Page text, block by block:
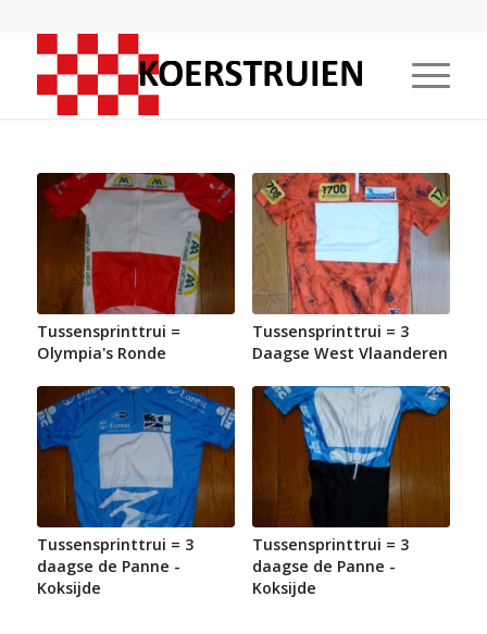
Tussensprinttrui =
Olympia's Ronde
Tussensprinttrui = 3
Daagse West Vlaanderen
Tussensprinttrui = 3
daagse de Panne -
Koksijde
Tussensprinttrui = 3
daagse de Panne -
Koksijde